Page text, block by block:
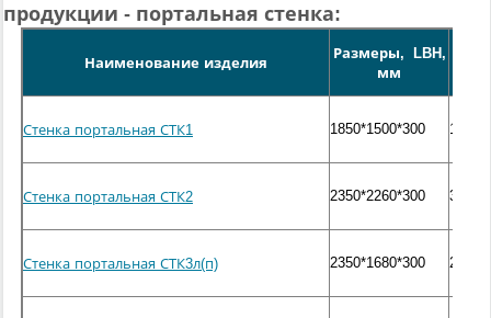
продукции - портальная стенка:
Наименование изделия
Размеры, LBH,
мм
Стенка портальная СТК1 1850*1500*300 1600
Стенка портальная СТК2 2350*2260*300 3100
Стенка портальная СТК3л(п) 2350*1680*300 2300